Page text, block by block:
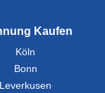
Kaufen
Köln
Bonn
Leverkusen